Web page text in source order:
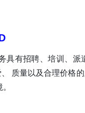
有招聘、培训、
质量以及合理价格